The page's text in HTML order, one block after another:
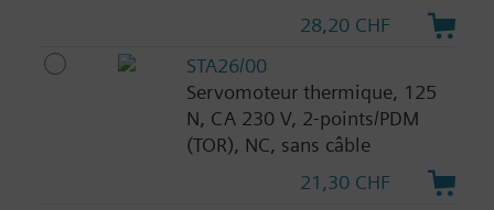
28,20 CHF
STA26/00
Servomoteur thermique, 125
N, CA 230 V, 2-points/PDM
(TOR), NC, sans câble
21,30 CHF